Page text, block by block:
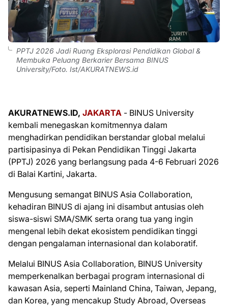
PPTJ 2026 Jadi Ruang Eksplorasi Pendidikan Global &
Membuka Peluang Berkarier Bersama BINUS
University/Foto. Ist/AKURATNEWS.id
AKURATNEWS.ID, JAKARTA - BINUS University
kembali menegaskan komitmennya dalam
menghadirkan pendidikan berstandar global melalui
partisipasinya di Pekan Pendidikan Tinggi Jakarta
(PPTJ) 2026 yang berlangsung pada 4-6 Februari 2026
di Balai Kartini, Jakarta.
Mengusung semangat BINUS Asia Collaboration,
kehadiran BINUS di ajang ini disambut antusias oleh
siswa-siswi SMA/SMK serta orang tua yang ingin
mengenal lebih dekat ekosistem pendidikan tinggi
dengan pengalaman internasional dan kolaboratif.
Melalui BINUS Asia Collaboration, BINUS University
memperkenalkan berbagai program internasional di
kawasan Asia, seperti Mainland China, Taiwan, Jepang,
dan Korea, yang mencakup Study Abroad, Overseas